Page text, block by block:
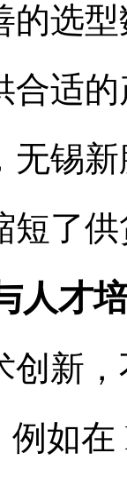
的选
合适
无锡
短了
人才
创新
例如